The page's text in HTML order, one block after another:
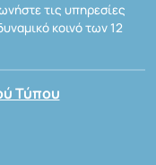
τις υπηρεσίες
κοινό των 12
Τύπου